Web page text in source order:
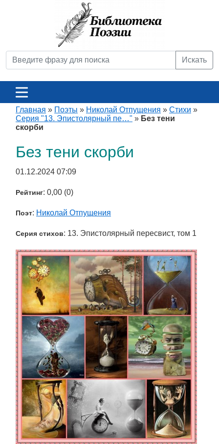
Искать
Главная » Поэты » Николай Отпущения » Стихи »
Серия "13. Эпистолярный пе…" » Без тени
скорби
Без тени скорби
01.12.2024 07:09
Рейтинг: 0,00 (0)
Поэт: Николай Отпущения
Серия стихов: 13. Эпистолярный пересвист, том 1